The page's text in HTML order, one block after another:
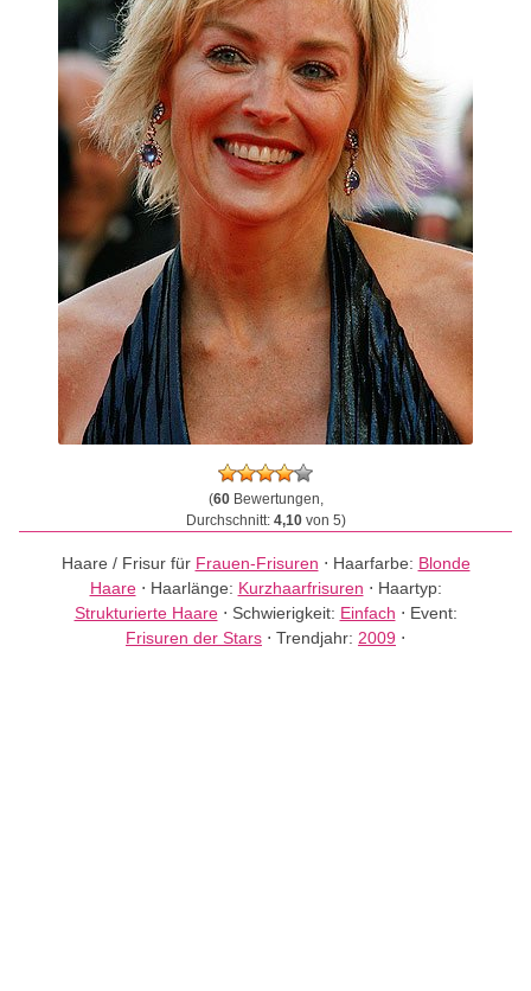
(60Bewertungen,
Durchschnitt: 4,10von 5)
Haare / Frisur für Frauen-Frisuren ⋅ Haarfarbe: Blonde
Haare⋅ Haarlänge: Kurzhaarfrisuren ⋅ Haartyp:
Strukturierte Haare⋅ Schwierigkeit: Einfach ⋅ Event:
Frisuren der Stars ⋅ Trendjahr: 2009 ⋅